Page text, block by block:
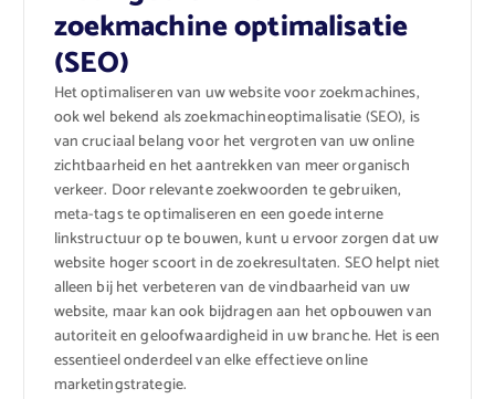
zoekmachine optimalisatie
(SEO)
Het optimaliseren van uw website voor zoekmachines,
ook wel bekend als zoekmachineoptimalisatie (SEO), is
van cruciaal belang voor het vergroten van uw online
zichtbaarheid en het aantrekken van meer organisch
verkeer. Door relevante zoekwoorden te gebruiken,
meta-tags te optimaliseren en een goede interne
linkstructuur op te bouwen, kunt u ervoor zorgen dat uw
website hoger scoort in de zoekresultaten. SEO helpt niet
alleen bij het verbeteren van de vindbaarheid van uw
website, maar kan ook bijdragen aan het opbouwen van
autoriteit en geloofwaardigheid in uw branche. Het is een
essentieel onderdeel van elke effectieve online
marketingstrategie.